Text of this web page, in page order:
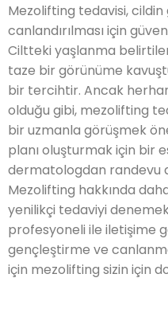
Mezolifting tedavisi,
canlandırılması için
Ciltteki yaşlanma
taze bir görünüme
bir tercihtir. Ancak
olduğu gibi, mezolifting
bir uzmanla görüşmek
planı oluşturmak için bir
dermatologdan randevu
Mezolifting hakkında
yenilikçi tedaviyi
profesyoneli ile iletişime
gençleştirme ve
için mezolifting sizin için